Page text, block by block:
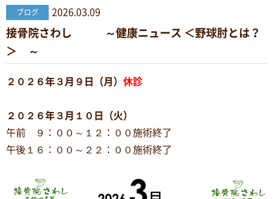
ブログ 2026.03.09
接骨院さわし ～健康ニュース ＜野球肘とは？
＞ ～
２０２６年３月９日（月） 休診
２０２６年３月１０日（火）
午前 ９：００～１２：００施術終了
午後１６：００～２２：００施術終了